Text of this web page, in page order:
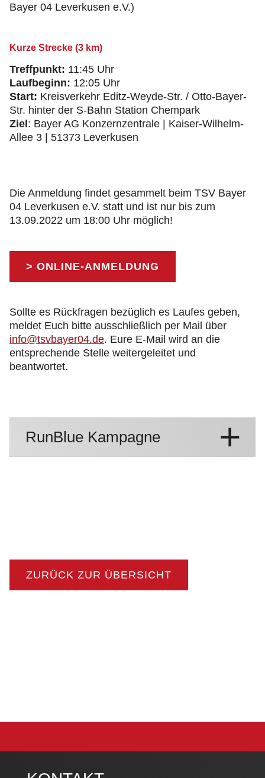
Bayer 04 Leverkusen e.V.)
Kurze Strecke (3 km)
Treffpunkt: 11:45 Uhr
Laufbeginn: 12:05 Uhr
Start: Kreisverkehr Editz-Weyde-Str. / Otto-Bayer-
Str. hinter der S-Bahn Station Chempark
Ziel : Bayer AG Konzernzentrale | Kaiser-Wilhelm-
Allee 3 | 51373 Leverkusen
Die Anmeldung findet gesammelt beim TSV Bayer
04 Leverkusen e.V. statt und ist nur bis zum
13.09.2022 um 18:00 Uhr möglich!
> ONLINE-ANMELDUNG
Sollte es Rückfragen bezüglich es Laufes geben,
meldet Euch bitte ausschließlich per Mail über
info@tsvbayer04.de. Eure E-Mail wird an die
entsprechende Stelle weitergeleitet und
beantwortet.
RunBlue Kampagne
ZURÜCK ZUR ÜBERSICHT